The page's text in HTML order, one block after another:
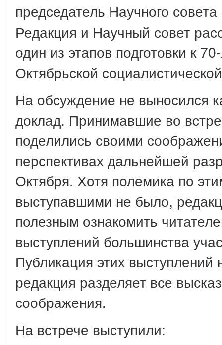
председатель Научного
Редакция и Научный совет
один из этапов подготовки к
Октябрьской
На обсуждение не выносился
доклад. Принимавшие во
поделились своими
перспективах дальнейшей
Октября. Хотя полемика по
выступавшими не было,
полезным ознакомить
выступлений большинства
Публикация этих выступлений
редакция разделяет все
соображения.
На встрече выступили: